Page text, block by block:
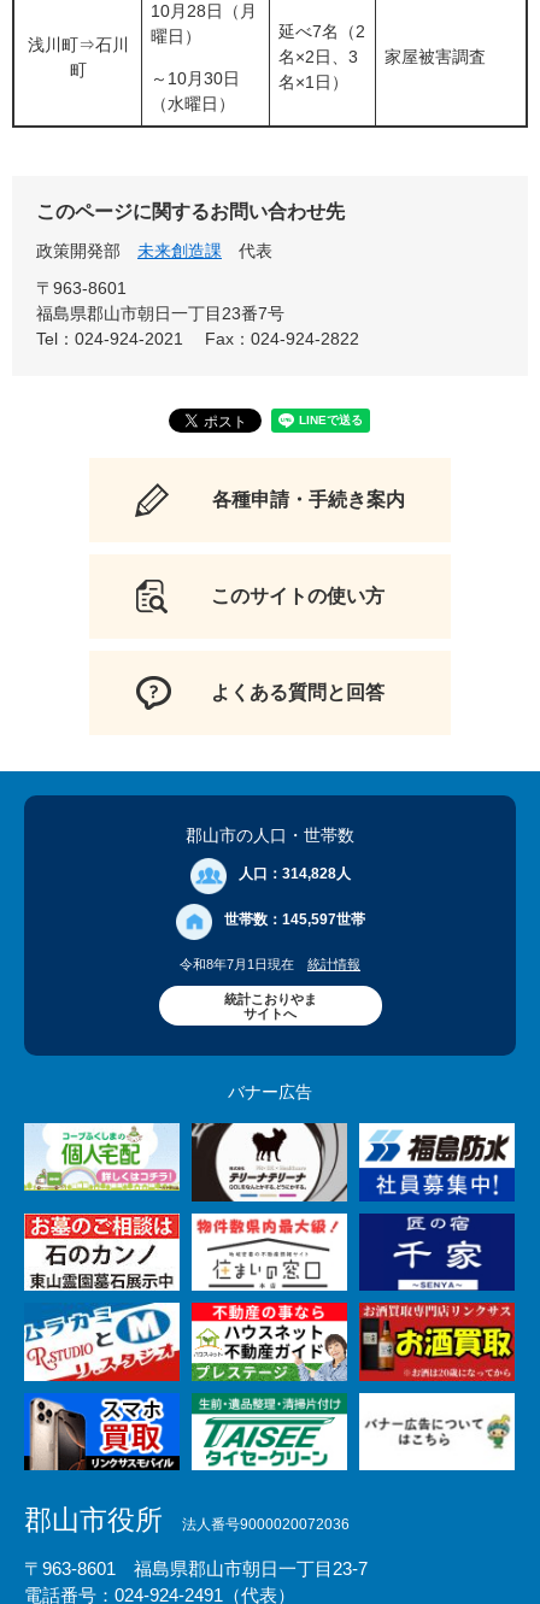
浅川町⇒石川
町
10月28日（月
曜日）
～10月30日
（水曜日）
延べ7名（2
名×2日、3
名×1日）
家屋被害調査
このページに関するお問い合わせ先
政策開発部 未来創造課
代表
〒963-8601
福島県郡山市朝日一丁目23番7号
Tel：024-924-2021
Fax：024-924-2822
各種申請・手続き案内
このサイトの使い方
よくある質問と回答
郡山市の人口 ・世帯数
人口： 314,828人
世帯数： 145,597世帯
令和8年7月1日現在 統計情報
統計こおりやま
サイトへ
バナー広告
郡山市役所 法人番号9000020072036
〒963-8601 福島県郡山市朝日一丁目23-7
電話番号：024-924-2491（代表）